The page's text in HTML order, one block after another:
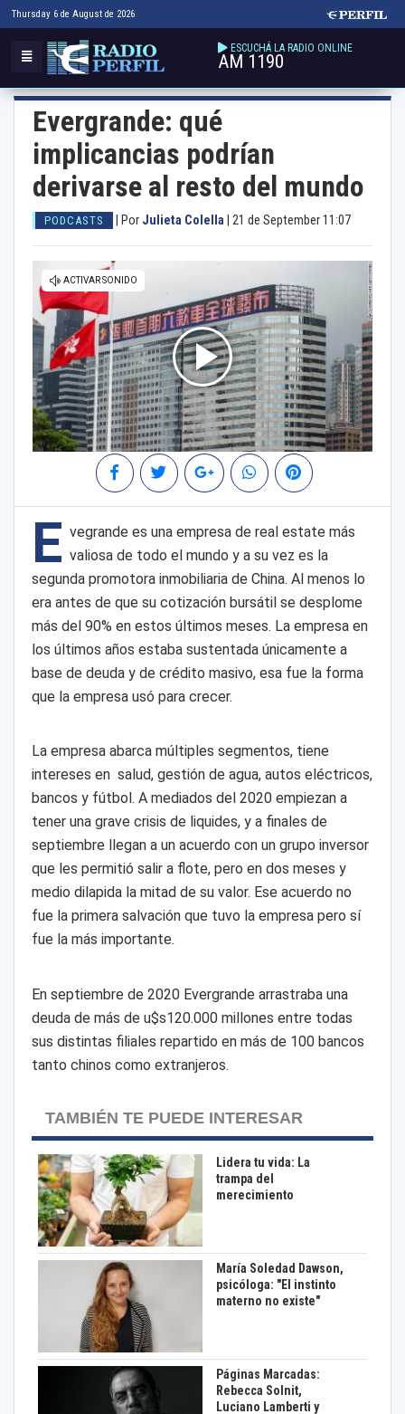
Thursday 6 de August de 2026
ESCUCHÁ LA RADIO ONLINE
AM 1190
Evergrande: qué
implicancias podrían
derivarse al resto del mundo
PODCASTS Por Julieta Colella 21 de September 11:07
E vegrande es una empresa de real estate más
valiosa de todo el mundo y a su vez es la
segunda promotora inmobiliaria de China. Al menos lo
era antes de que su cotización bursátil se desplome
más del 90% en estos últimos meses. La empresa en
los últimos años estaba sustentada únicamente a
base de deuda y de crédito masivo, esa fue la forma
que la empresa usó para crecer.
La empresa abarca múltiples segmentos, tiene
intereses en salud, gestión de agua, autos eléctricos,
bancos y fútbol. A mediados del 2020 empiezan a
tener una grave crisis de liquides, y a finales de
septiembre llegan a un acuerdo con un grupo inversor
que les permitió salir a flote, pero en dos meses y
medio dilapida la mitad de su valor. Ese acuerdo no
fue la primera salvación que tuvo la empresa pero sí
fue la más importante.
En septiembre de 2020 Evergrande arrastraba una
deuda de más de u$s120.000 millones entre todas
sus distintas filiales repartido en más de 100 bancos
tanto chinos como extranjeros.
TAMBIÉN TE PUEDE INTERESAR
Lidera tu vida: La
trampa del
merecimiento
María Soledad Dawson,
psicóloga: "El instinto
materno no existe"
Páginas Marcadas:
Rebecca Solnit,
Luciano Lamberti y